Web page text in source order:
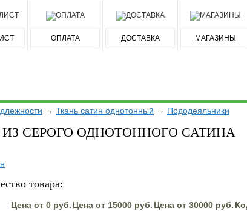
ОПЛАТА ДОСТАВКА МАГАЗИНЫ
→ Ткань сатин однотонный → Пододеяльники
СЕРОГО ОДНОТОННОГО САТИНА
товара:
Цена от 0 руб. Цена от 15000 руб. Цена от 30000 руб.